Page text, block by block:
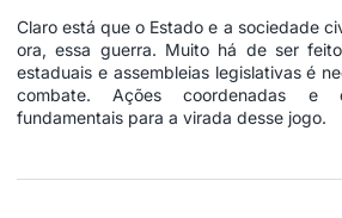
Claro está que o Estado e a sociedade
ora, essa guerra. Muito há de ser
estaduais e assembleias legislativas é
combate. Ações coordenadas e
fundamentais para a virada desse jogo.